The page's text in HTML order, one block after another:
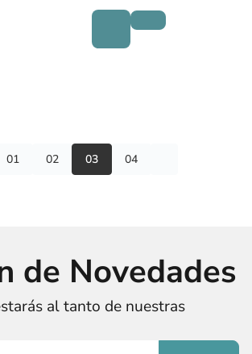
01 02 03 04
de Novedades
al tanto de nuestras